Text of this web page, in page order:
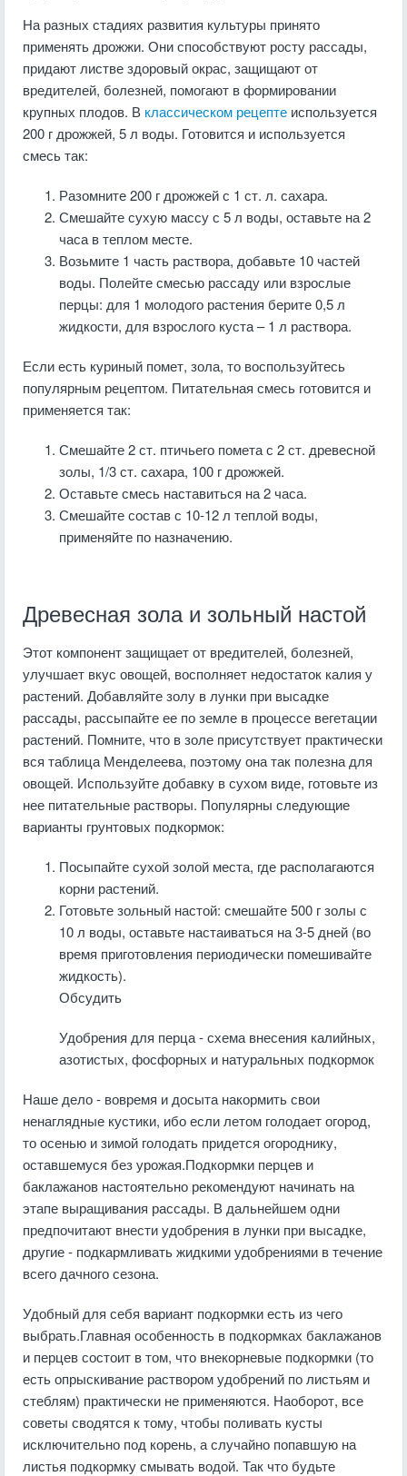
На разных стадиях развития культуры принято
применять дрожжи. Они способствуют росту рассады,
придают листве здоровый окрас, защищают от
вредителей, болезней, помогают в формировании
крупных плодов. В классическом рецепте используется
200 г дрожжей, 5 л воды. Готовится и используется
смесь так:
Разомните 200 г дрожжей с 1 ст. л. сахара.
Смешайте сухую массу с 5 л воды, оставьте на 2
часа в теплом месте.
Возьмите 1 часть раствора, добавьте 10 частей
воды. Полейте смесью рассаду или взрослые
перцы: для 1 молодого растения берите 0,5 л
жидкости, для взрослого куста – 1 л раствора.
Если есть куриный помет, зола, то воспользуйтесь
популярным рецептом. Питательная смесь готовится и
применяется так:
Смешайте 2 ст. птичьего помета с 2 ст. древесной
золы, 1/3 ст. сахара, 100 г дрожжей.
Оставьте смесь наставиться на 2 часа.
Смешайте состав с 10-12 л теплой воды,
применяйте по назначению.
Древесная зола и зольный настой
Этот компонент защищает от вредителей, болезней,
улучшает вкус овощей, восполняет недостаток калия у
растений. Добавляйте золу в лунки при высадке
рассады, рассыпайте ее по земле в процессе вегетации
растений. Помните, что в золе присутствует практически
вся таблица Менделеева, поэтому она так полезна для
овощей. Используйте добавку в сухом виде, готовьте из
нее питательные растворы. Популярны следующие
варианты грунтовых подкормок:
Посыпайте сухой золой места, где располагаются
корни растений.
Готовьте зольный настой: смешайте 500 г золы с
10 л воды, оставьте настаиваться на 3-5 дней (во
время приготовления периодически помешивайте
жидкость).
Обсудить
Удобрения для перца - схема внесения калийных,
азотистых, фосфорных и натуральных подкормок
Наше дело - вовремя и досыта накормить свои
ненаглядные кустики, ибо если летом голодает огород,
то осенью и зимой голодать придется огороднику,
оставшемуся без урожая.Подкормки перцев и
баклажанов настоятельно рекомендуют начинать на
этапе выращивания рассады. В дальнейшем одни
предпочитают внести удобрения в лунки при высадке,
другие - подкармливать жидкими удобрениями в течение
всего дачного сезона.
Удобный для себя вариант подкормки есть из чего
выбрать.Главная особенность в подкормках баклажанов
и перцев состоит в том, что внекорневые подкормки (то
есть опрыскивание раствором удобрений по листьям и
стеблям) практически не применяются. Наоборот, все
советы сводятся к тому, чтобы поливать кусты
исключительно под корень, а случайно попавшую на
листья подкормку смывать водой. Так что будьте